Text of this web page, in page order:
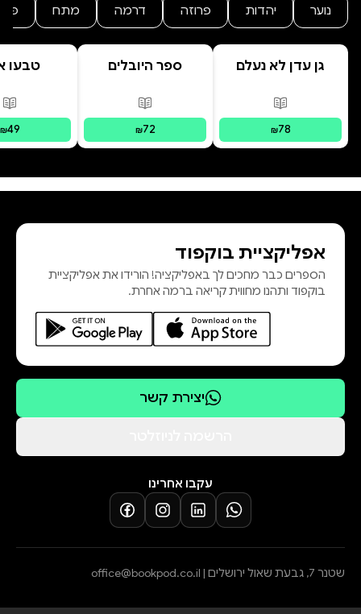
נוער יהדות פרוזה דרמה מתח
גן עדן לא נעלם
פורמטים זמינים מודפס
₪78
ספר היובלים
פורמטים זמינים מודפס
₪72
טבעו
₪49
אפליקציית בוקפוד
הספרים כבר מחכים לך באפליקציה! הורידו את אפליקציית
בוקפוד ותהנו מחווית קריאה ברמה אחרת.
יצירת קשר
עקבו אחרינו
שטנר 7, גבעת שאול ירושלים | office@bookpod.co.il